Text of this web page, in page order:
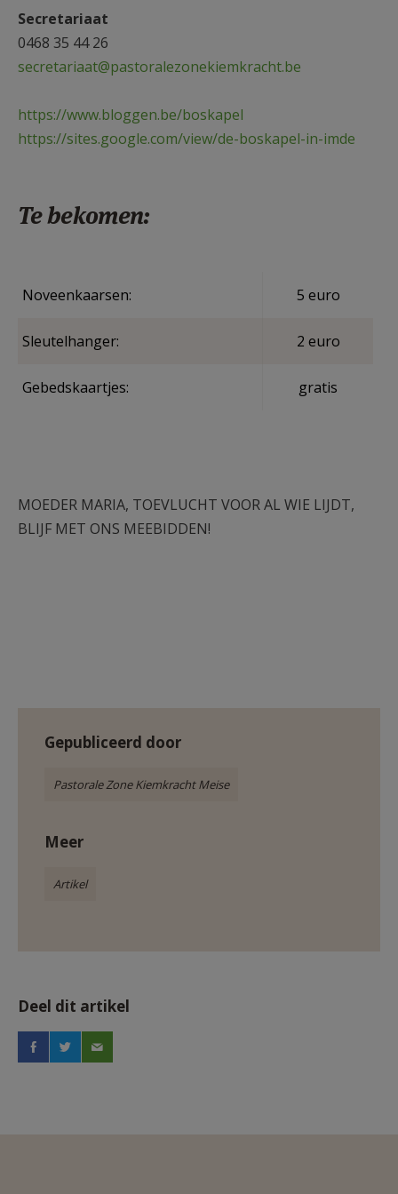
Secretariaat
0468 35 44 26
secretariaat@pastoralezonekiemkracht.be
https://www.bloggen.be/boskapel
https://sites.google.com/view/de-boskapel-in-imde
Te bekomen:
Noveenkaarsen: 5 euro
Sleutelhanger: 2 euro
Gebedskaartjes: gratis
MOEDER MARIA, TOEVLUCHT VOOR AL WIE LIJDT,
BLIJF MET ONS MEEBIDDEN!
Gepubliceerd door
Pastorale Zone Kiemkracht Meise
Meer
Artikel
Deel dit artikel